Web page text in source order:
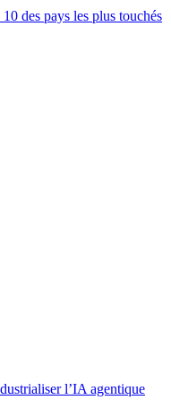
des pays les plus touchés
l’IA agentique